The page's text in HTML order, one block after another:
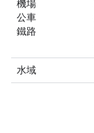
機場
公車
鐵路
水域